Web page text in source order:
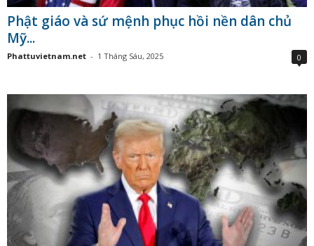
Phật giáo và sứ mệnh phục hồi nền dân chủ
Mỹ...
Phattuvietnam.net - 1 Tháng Sáu, 2025 0